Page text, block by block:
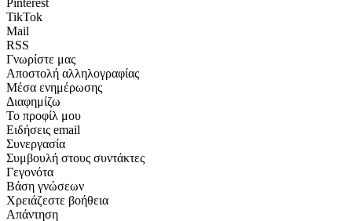
Pinterest
TikTok
Mail
RSS
Γνωρίστε μας
Αποστολή αλληλογραφίας
Μέσα ενημέρωσης
Διαφημίζω
Το προφίλ μου
Ειδήσεις email
Συνεργασία
Συμβουλή στους συντάκτες
Γεγονότα
Βάση γνώσεων
Χρειάζεστε βοήθεια
Απάντηση